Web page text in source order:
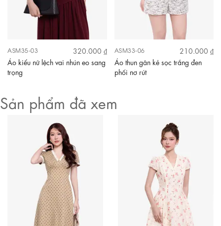
ASM35-03
320.000 ₫
Áo kiểu nữ lệch vai nhún eo sang
trọng
ASM33-06
210.000 ₫
Áo thun gân kẻ sọc trắng đen
phối nơ rút
Sản phẩm đã xem